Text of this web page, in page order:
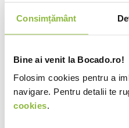
Consimțământ
Bine ai venit la Bocado.ro!
Folosim cookies pentru a
navigare. Pentru detalii te
cookies.